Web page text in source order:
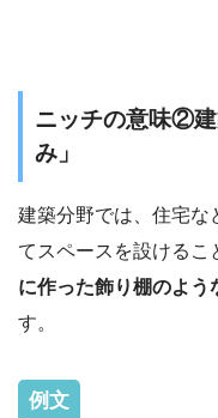
ニッチの意味②
み」
建築分野では、住宅な
てスペースを設けるこ
に作った飾り棚のよう
す。
例文